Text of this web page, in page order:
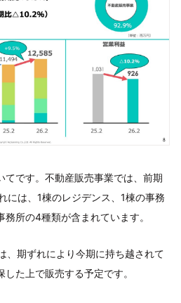
てです。不動産販売事業では、前期
には、1棟のレジデンス、1棟の事務
所の4種類が含まれています。
、期ずれにより今期に持ち越されて
た上で販売する予定です。